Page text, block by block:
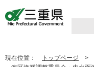
現在位置： トップページ >